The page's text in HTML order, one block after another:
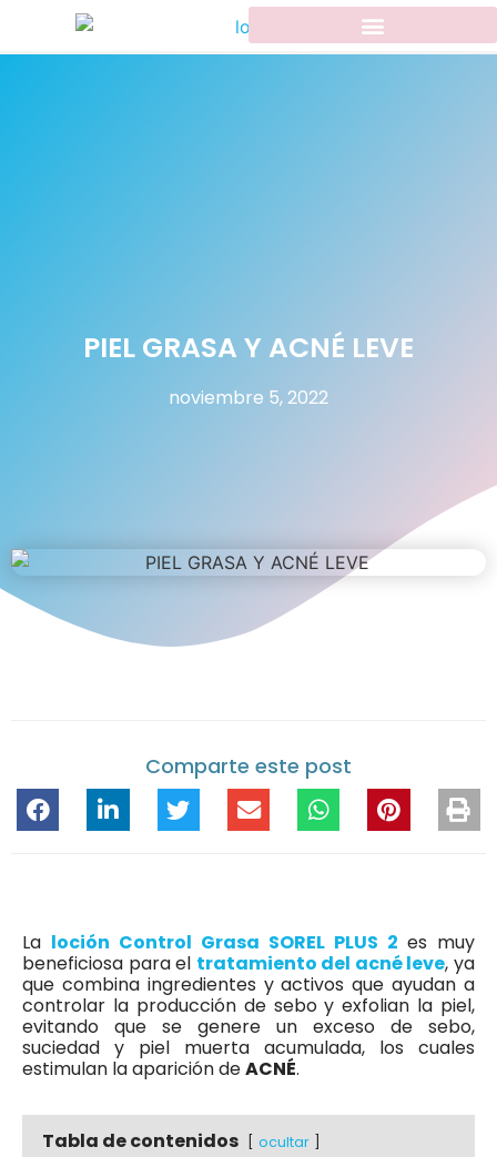
PIEL GRASA Y ACNÉ LEVE
noviembre 5, 2022
Comparte este post
La loción Control Grasa SOREL PLUS 2 es muy
beneficiosa para el tratamiento del acné leve, ya
que combina ingredientes y activos que ayudan a
controlar la producción de sebo y exfolian la piel,
evitando que se genere un exceso de sebo,
suciedad y piel muerta acumulada, los cuales
estimulan la aparición deACNÉ.
Tabla de contenidos ocultar